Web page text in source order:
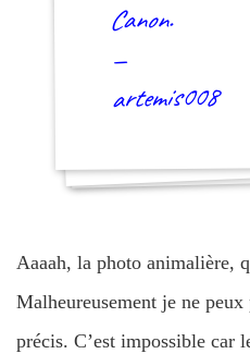
Canon.
—
artemis008
Aaaah, la photo animalière,
Malheureusement je ne
précis. C’est impossible car